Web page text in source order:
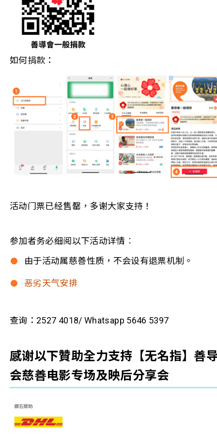
如何捐款：
活动门票已经售罄，多谢大家支持！
参加者务必细阅以下活动详情︰
由于活动属慈善性质，不会设有退票机制。
恶劣天气安排
查询：2527 4018/ Whatsapp 5646 5397
感谢以下贊助全力支持【无名指】善
会慈善电影专场及映后分享会